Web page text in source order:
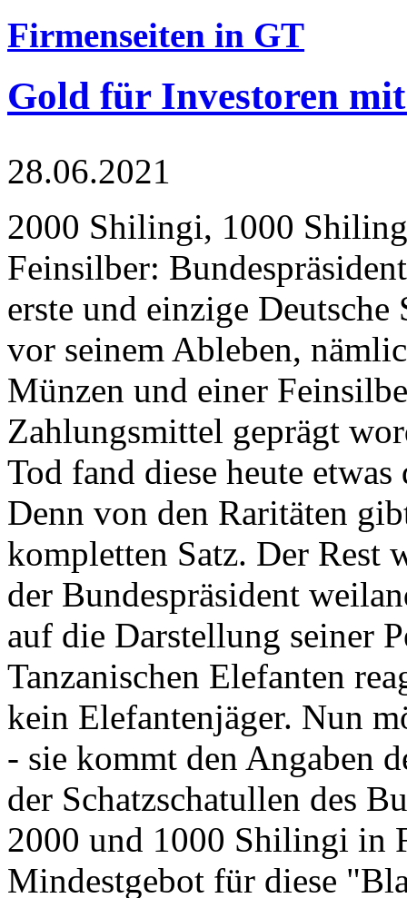
Firmenseiten in GT
Gold für Investoren
28.06.2021
2000 Shilingi, 1000
Feinsilber:
erste und einzige Deutsche
vor seinem Ableben,
Münzen und einer
Zahlungsmittel geprägt
Tod fand diese heute
Denn von den Raritäten
kompletten Satz. Der Rest
der Bundespräsident
auf die Darstellung seiner
Tanzanischen Elefanten
kein Elefantenjäger. Nun
- sie kommt den Angaben
der Schatzschatullen des
2000 und 1000 Shilingi in
Mindestgebot für diese